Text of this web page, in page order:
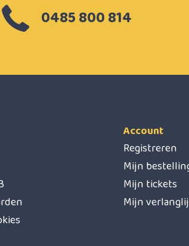
0485 800 814
Account
Registreren
Mijn
Mijn tickets
Mijn